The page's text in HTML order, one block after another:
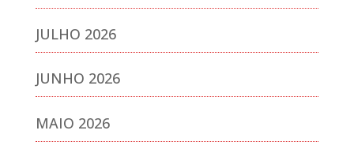
JULHO 2026
JUNHO 2026
MAIO 2026